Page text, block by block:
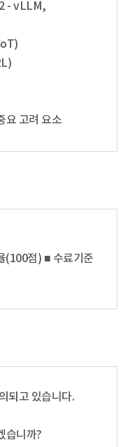
- vLLM,
요 고려 요소
(100점) ■ 수료기준
되고 있습니다.
습니까?